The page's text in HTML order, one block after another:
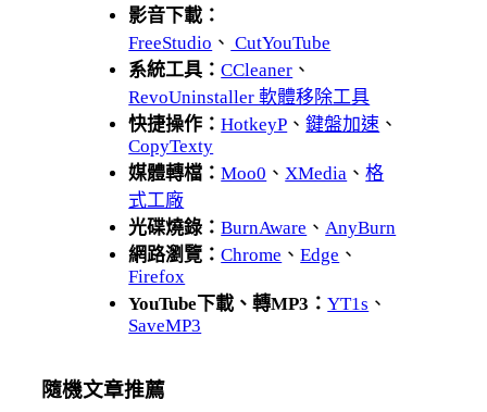
影音下載：
FreeStudio 、 CutYouTube
系統工具：CCleaner 、
RevoUninstaller 軟體移除工具
快捷操作：HotkeyP 、鍵盤加速 、
CopyTexty
媒體轉檔：Moo0 、 XMedia 、格
式工廠
光碟燒錄：BurnAware 、 AnyBurn
網路瀏覽：Chrome 、Edge 、
Firefox
YouTube下載、轉MP3：YT1s 、
SaveMP3
隨機文章推薦